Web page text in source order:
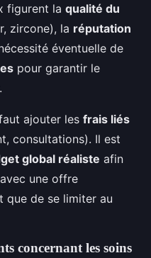
figurent la qualité du
zircone), la réputation
éventuelle de
pour garantir le
.
ajouter les frais liés
consultations). Il est
global réaliste afin
une offre
que de se limiter au
concernant les soins